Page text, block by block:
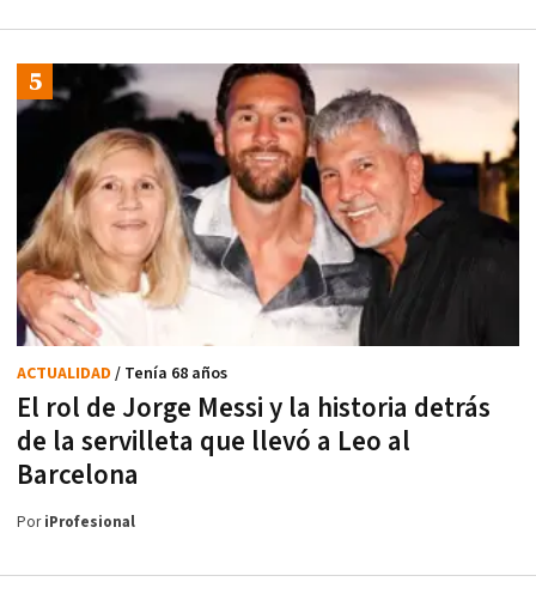
El rol de Jorge Messi y la historia detrás
de la servilleta que llevó a Leo al
Barcelona
ACTUALIDAD / Tenía 68 años
PoriProfesional